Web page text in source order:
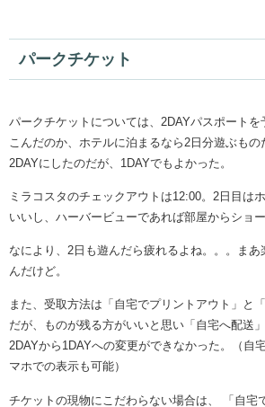
パークチケット
パークチケットについては、2DAYパスポート
こんだのか、ホテルに泊まるなら2日分遊ぶもの
2DAYにしたのだが、1DAYでもよかった。
ミラコスタのチェックアウトは12:00。2日目は
いいし、ハーバービューであれば部屋からショー
なにより、2日も遊んだら疲れるよね。。。ま
んだけど。
また、受取方法は「自宅でプリントアウト」と
だが、ものが残る方がいいと思い「自宅へ配送
2DAYから1DAYへの変更ができなかった。（自
マホでの表示も可能）
チケットの現物にこだわらない場合は、 「自宅